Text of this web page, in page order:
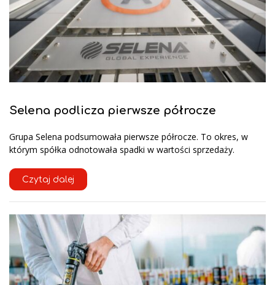
Selena podlicza pierwsze półrocze
Grupa Selena podsumowała pierwsze półrocze. To okres, w
którym spółka odnotowała spadki w wartości sprzedaży.
Czytaj dalej